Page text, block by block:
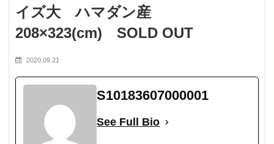
イズ大 ハマダン産
208×323(cm) SOLD OUT
2020.09.21
S10183607000001
See Full Bio